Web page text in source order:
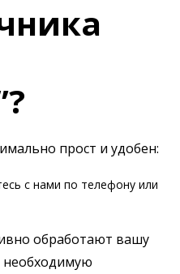
прост и удобен:
с нами по телефону или
обработают вашу
необходимую